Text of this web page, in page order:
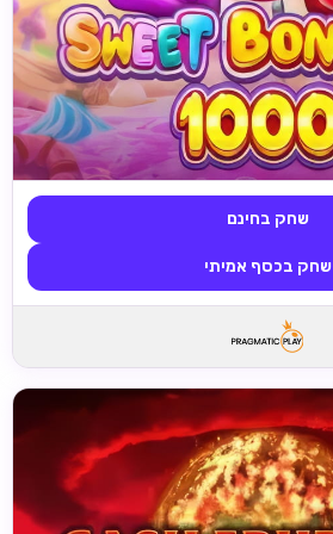
שחק בחינם
שחק בכסף אמיתי